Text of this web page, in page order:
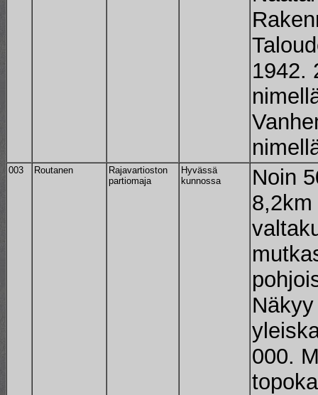
1942.
003 Routanen
Rajavartioston
partiomaja
Hyvässä
kunnossa
Noin
8,2km
000.